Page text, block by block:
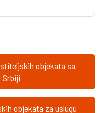
objekata sa
Srbiji
objekata za uslugu